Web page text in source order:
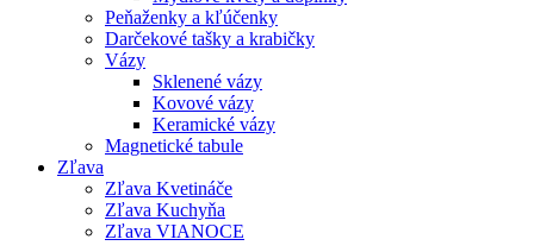
Peňaženky a kľúčenky
Darčekové tašky a krabičky
Vázy
Sklenené vázy
Kovové vázy
Keramické vázy
Magnetické tabule
Zľava
Zľava Kvetináče
Zľava Kuchyňa
Zľava VIANOCE